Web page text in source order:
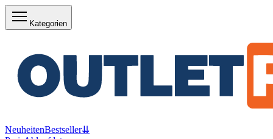
Kategorien
NeuheitenBestseller⇊